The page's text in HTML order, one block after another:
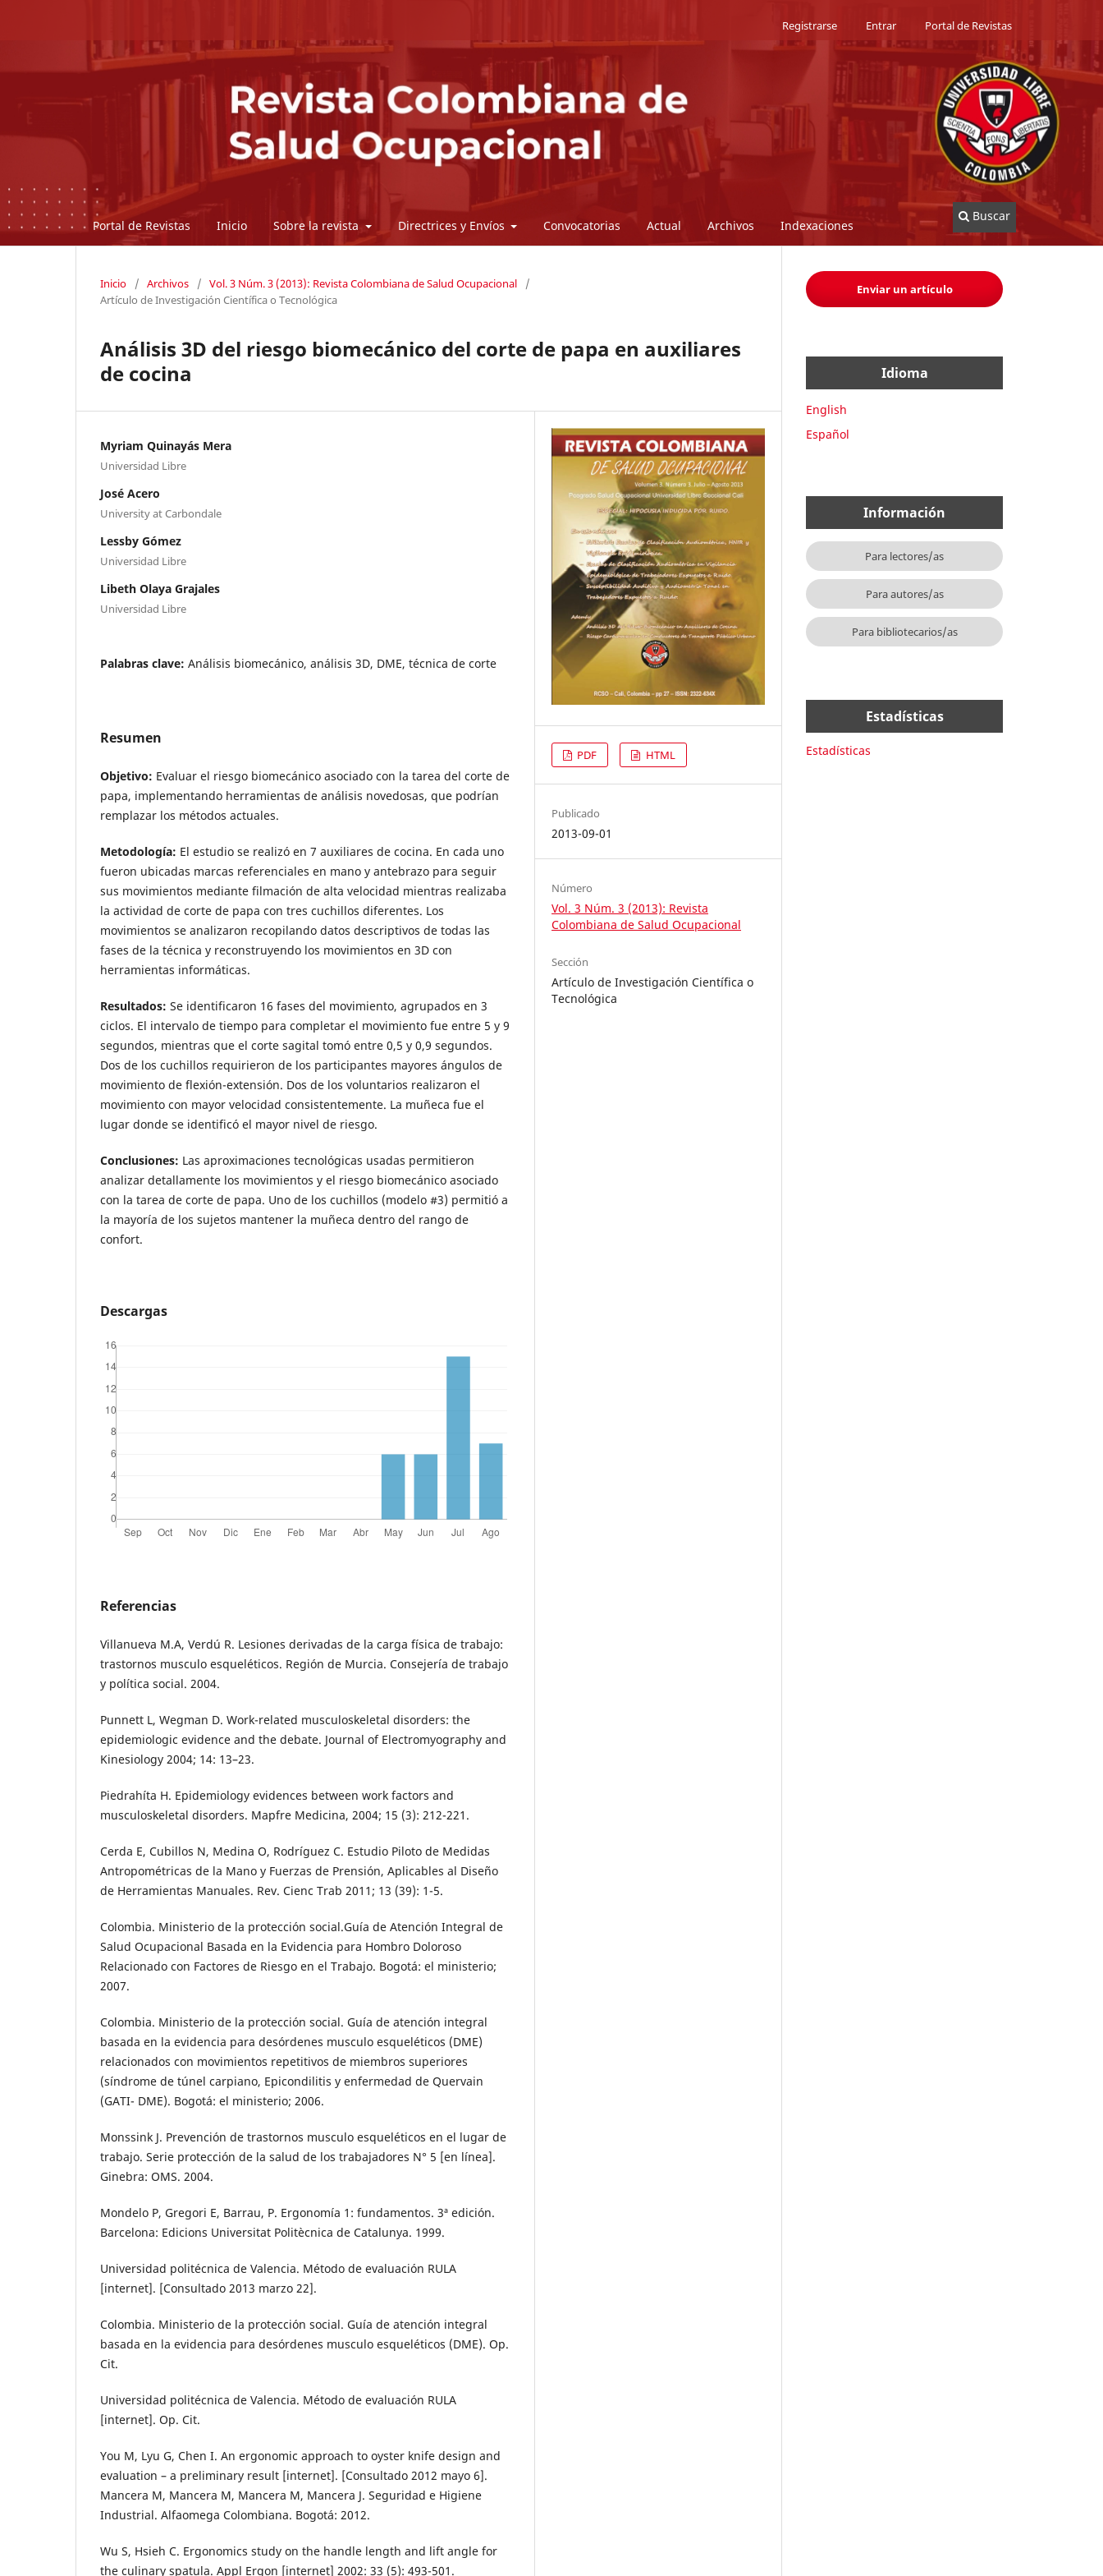
Portal de Revistas Inicio Sobre la revista Directrices y Envíos Convocatorias Actual Archivos Indexaciones
Buscar
Registrarse Entrar Portal de Revistas
Inicio / Archivos / Vol. 3 Núm. 3 (2013): Revista Colombiana de Salud Ocupacional
/
Artículo de Investigación Científica o Tecnológica
Análisis 3D del riesgo biomecánico del corte de papa en auxiliares
de cocina
Myriam Quinayás Mera
Universidad Libre
José Acero
University at Carbondale
Lessby Gómez
Universidad Libre
Libeth Olaya Grajales
Universidad Libre
Palabras clave: Análisis biomecánico, análisis 3D, DME, técnica de corte
Resumen
Objetivo: Evaluar el riesgo biomecánico asociado con la tarea del corte de
papa, implementando herramientas de análisis novedosas, que podrían
remplazar los métodos actuales.
Metodología: El estudio se realizó en 7 auxiliares de cocina. En cada uno
fueron ubicadas marcas referenciales en mano y antebrazo para seguir
sus movimientos mediante filmación de alta velocidad mientras realizaba
la actividad de corte de papa con tres cuchillos diferentes. Los
movimientos se analizaron recopilando datos descriptivos de todas las
fases de la técnica y reconstruyendo los movimientos en 3D con
herramientas informáticas.
Resultados: Se identificaron 16 fases del movimiento, agrupados en 3
ciclos. El intervalo de tiempo para completar el movimiento fue entre 5 y 9
segundos, mientras que el corte sagital tomó entre 0,5 y 0,9 segundos.
Dos de los cuchillos requirieron de los participantes mayores ángulos de
movimiento de flexión-extensión. Dos de los voluntarios realizaron el
movimiento con mayor velocidad consistentemente. La muñeca fue el
lugar donde se identificó el mayor nivel de riesgo.
Conclusiones: Las aproximaciones tecnológicas usadas permitieron
analizar detallamente los movimientos y el riesgo biomecánico asociado
con la tarea de corte de papa. Uno de los cuchillos (modelo #3) permitió a
la mayoría de los sujetos mantener la muñeca dentro del rango de
confort.
Descargas
Referencias
Villanueva M.A, Verdú R. Lesiones derivadas de la carga física de trabajo:
trastornos musculo esqueléticos. Región de Murcia. Consejería de trabajo
y política social. 2004.
Punnett L, Wegman D. Work-related musculoskeletal disorders: the
epidemiologic evidence and the debate. Journal of Electromyography and
Kinesiology 2004; 14: 13–23.
Piedrahíta H. Epidemiology evidences between work factors and
musculoskeletal disorders. Mapfre Medicina, 2004; 15 (3): 212-221.
Cerda E, Cubillos N, Medina O, Rodríguez C. Estudio Piloto de Medidas
Antropométricas de la Mano y Fuerzas de Prensión, Aplicables al Diseño
de Herramientas Manuales. Rev. Cienc Trab 2011; 13 (39): 1-5.
Colombia. Ministerio de la protección social.Guía de Atención Integral de
Salud Ocupacional Basada en la Evidencia para Hombro Doloroso
Relacionado con Factores de Riesgo en el Trabajo. Bogotá: el ministerio;
2007.
Colombia. Ministerio de la protección social. Guía de atención integral
basada en la evidencia para desórdenes musculo esqueléticos (DME)
relacionados con movimientos repetitivos de miembros superiores
(síndrome de túnel carpiano, Epicondilitis y enfermedad de Quervain
(GATI- DME). Bogotá: el ministerio; 2006.
Monssink J. Prevención de trastornos musculo esqueléticos en el lugar de
trabajo. Serie protección de la salud de los trabajadores N° 5 [en línea].
Ginebra: OMS. 2004.
Mondelo P, Gregori E, Barrau, P. Ergonomía 1: fundamentos. 3ª edición.
Barcelona: Edicions Universitat Politècnica de Catalunya. 1999.
Universidad politécnica de Valencia. Método de evaluación RULA
[internet]. [Consultado 2013 marzo 22].
Colombia. Ministerio de la protección social. Guía de atención integral
basada en la evidencia para desórdenes musculo esqueléticos (DME). Op.
Cit.
Universidad politécnica de Valencia. Método de evaluación RULA
[internet]. Op. Cit.
You M, Lyu G, Chen I. An ergonomic approach to oyster knife design and
evaluation – a preliminary result [internet]. [Consultado 2012 mayo 6].
Mancera M, Mancera M, Mancera M, Mancera J. Seguridad e Higiene
Industrial. Alfaomega Colombiana. Bogotá: 2012.
Wu S, Hsieh C. Ergonomics study on the handle length and lift angle for
the culinary spatula. Appl Ergon [internet] 2002: 33 (5): 493-501.
PDF HTML
Publicado
2013-09-01
Número
Vol. 3 Núm. 3 (2013): Revista
Colombiana de Salud Ocupacional
Sección
Artículo de Investigación Científica o
Tecnológica
Enviar un artículo
Idioma
English
Español
Información
Para lectores/as
Para autores/as
Para bibliotecarios/as
Estadísticas
Estadísticas